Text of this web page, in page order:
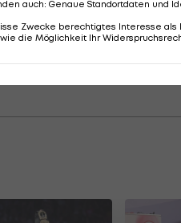
gw3SruSnHs
auch: Genaue Standortdaten und
Zwecke berechtigtes Interesse als
die Möglichkeit Ihr